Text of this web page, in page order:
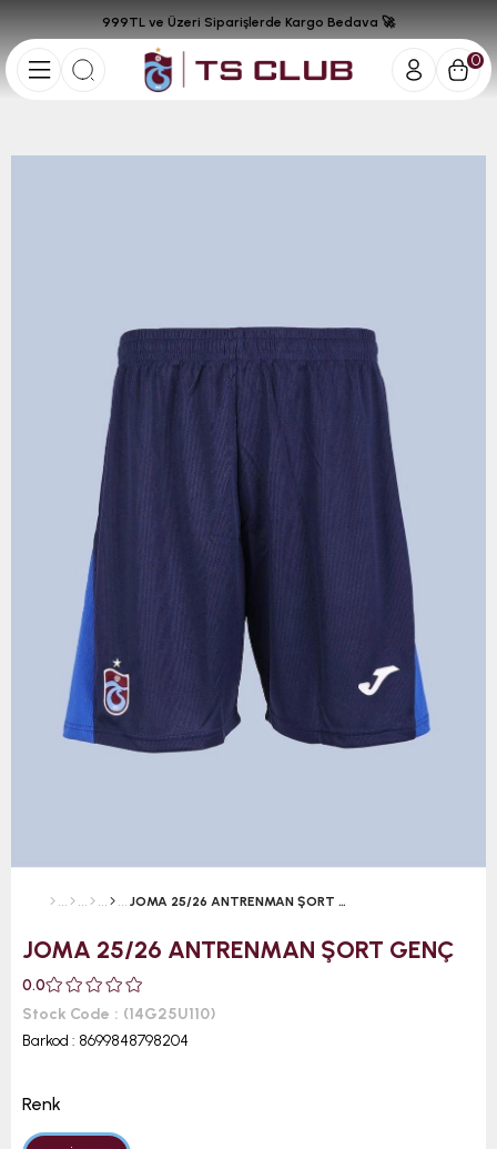
0
999TL ve Üzeri Siparişlerde Kargo Bedava 🚀
JOMA 25/26 ANTRENMAN ŞORT GENÇ
JOMA 25/26 ANTRENMAN ŞORT GENÇ
0.0
Stock Code
(14G25U110)
Barkod : 8699848798204
Renk